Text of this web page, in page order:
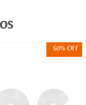
60% OFF